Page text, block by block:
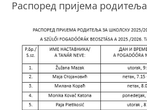
Распоред пријема родитеља